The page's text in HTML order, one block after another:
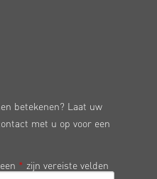
betekenen? Laat uw
met u op voor een
* zijn vereiste velden